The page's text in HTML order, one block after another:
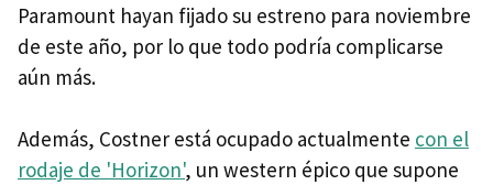
Paramount hayan fijado su estreno para noviembre
de este año, por lo que todo podría complicarse
aún más.
Además, Costner está ocupado actualmente con el
rodaje de 'Horizon', un western épico que supone